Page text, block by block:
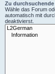
Zu durchsuchende
Wähle das Forum
automatisch mit
deaktivierst.